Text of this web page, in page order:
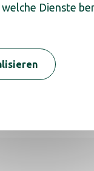
welche Dienste